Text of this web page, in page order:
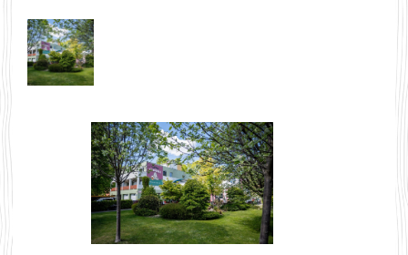
Previous